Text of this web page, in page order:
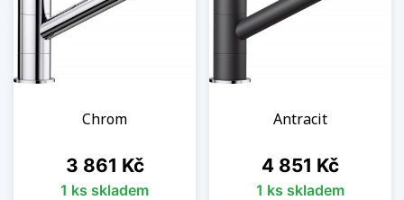
Chrom
Cena
3 861 Kč
1 ks skladem
Antracit
Cena
4 851 Kč
1 ks skladem